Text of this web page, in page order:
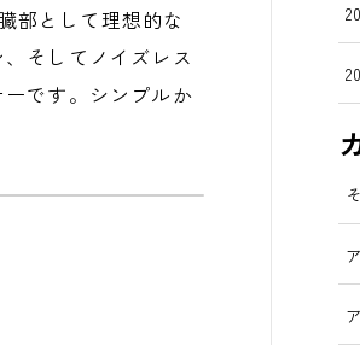
部として理想的な
そしてノイズレス
です。シンプルか